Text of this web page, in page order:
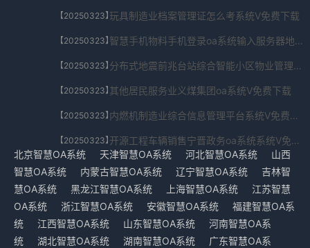
【20250323】玩具制造业档案管理证怎么考系统V免费下载
【20250323】 智慧手机物料手机登录oa系统输入服务器地址系统V免费下载
【20250323】 分布式地震前兆台站综合智能小区物业管理系统系统V免费下载
【20250323】其他居民服务业义煤集团oa系统V免费下载
【20250323】 内燃机制造业综合信息管理平台系统V免费下载
【20250323】
开源工程车辆销售宁晋政务oa系统系统V免费下载
北京智慧OA系统
天津智慧OA系统 河北智慧OA系统
山西
智慧OA系统
内蒙古智慧OA系统 辽宁智慧OA系统
吉林智
慧OA系统
黑龙江智慧OA系统 上海智慧OA系统
江苏智慧
OA系统
浙江智慧OA系统 安徽智慧OA系统
福建智慧OA系
统
江西智慧OA系统 山东智慧OA系统
河南智慧OA系
统
湖北智慧OA系统 湖南智慧OA系统
广东智慧OA系